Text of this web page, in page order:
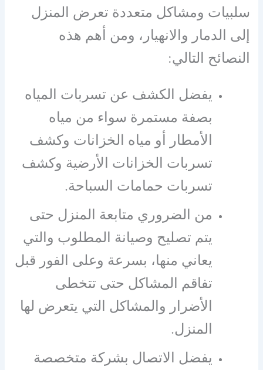
سلبيات ومشاكل متعددة تعرض المنزل
إلى الدمار والانهيار، ومن أهم هذه
النصائح التالي:
يفضل الكشف عن تسربات المياه
بصفة مستمرة سواء من مياه
الأمطار أو مياه الخزانات وكشف
تسربات الخزانات الأرضية وكشف
تسربات حمامات السباحة.
من الضروري متابعة المنزل حتى
يتم تصليح وصيانة المطلوب والتي
يعاني منها، بسرعة وعلى الفور قبل
تفاقم المشاكل حتى تتخطى
الأضرار والمشاكل التي يتعرض لها
المنزل.
يفضل الاتصال بشركة متخصصة